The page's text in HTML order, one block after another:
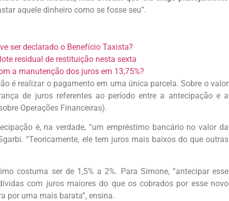
aquele dinheiro como se fosse seu”.
ser declarado o Benefício Taxista?
residual de restituição nesta sexta
a manutenção dos juros em 13,75%?
é realizar o pagamento em uma única parcela. Sobre o valor
de juros referentes ao período entre a antecipação e a
Operações Financeiras).
é, na verdade, “um empréstimo bancário no valor da
“Teoricamente, ele tem juros mais baixos do que outras
costuma ser de 1,5% a 2%. Para Simone, “antecipar esse
com juros maiores do que os cobrados por esse novo
por uma mais barata”, ensina.